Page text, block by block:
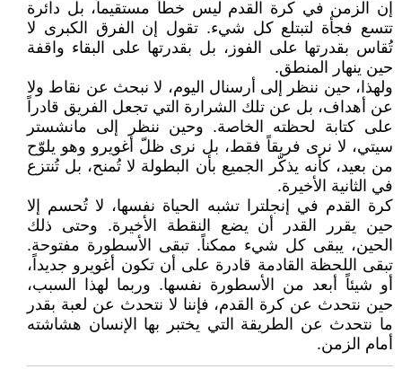
إن الزمن في كرة القدم ليس خطاً مستقيماً، بل دائرة
تتسع فجأة لتبتلع كل شيء. تقول إن الفرق الكبرى لا
تُقاس بقدرتها على الفوز، بل بقدرتها على البقاء واقفة
حين ينهار المنطق.
ولهذا، حين ننظر إلى أرسنال اليوم، لا نبحث عن نقاط ولا
عن أهداف، بل عن تلك الشرارة التي تجعل الفريق قادراً
على كتابة لحظته الخاصة. وحين ننظر إلى مانشستر
سيتي، لا نرى فريقاً فقط، بل نرى ظلّ أغويرو وهو يلوّح
من بعيد، كأنه يذكّر الجميع بأن البطولة لا تُمنح، بل تُنتزع
في الثانية الأخيرة.
كرة القدم في إنجلترا تشبه الحياة نفسها، لا تُحسم إلا
حين يقرر القدر أن يضع النقطة الأخيرة. وحتى ذلك
الحين، يبقى كل شيء ممكناً. تبقى الأسطورة مفتوحة.
تبقى اللحظة القادمة قادرة على أن تكون أغويرو جديداً،
أو شيئاً أبعد من الأسطورة نفسها. وربما لهذا السبب،
حين نتحدث عن كرة القدم، فإننا لا نتحدث عن لعبة بقدر
ما نتحدث عن الطريقة التي يختبر بها الإنسان هشاشته
أمام الزمن.